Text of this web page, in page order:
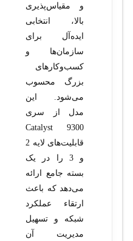
و مقیاس‌پذیری
بالا، انتخابی
ایده‌آل برای
سازمان‌ها و
کسب‌وکارهای
بزرگ محسوب
می‌شود. این
مدل از سری
Catalyst 9300
قابلیت‌های لایه 2
و 3 را در یک
بسته جامع ارائه
می‌دهد که باعث
ارتقاء عملکرد
شبکه و تسهیل
مدیریت آن